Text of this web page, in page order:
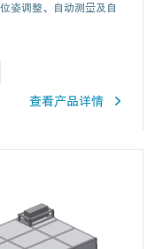
姿调整、自动测量及自
查看产品详情